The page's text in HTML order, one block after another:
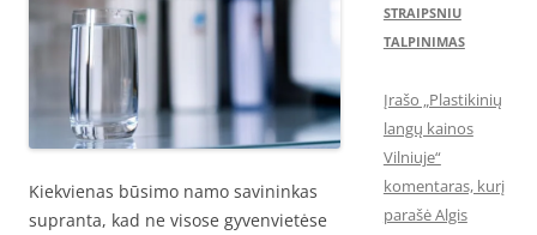
Kiekvienas būsimo namo savininkas
supranta, kad ne visose gyvenvietėse
STRAIPSNIU
TALPINIMAS
Įrašo „Plastikinių
langų kainos
Vilniuje“
komentaras, kurį
parašė Algis